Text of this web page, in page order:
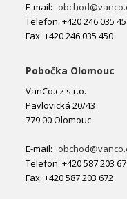
E-mail:
Telefon: +420 246 035
Fax: +420 246 035 450
Pobočka Olomouc
VanCo.cz s.r.o.
Pavlovická 20/43
779 00 Olomouc
E-mail:
Telefon: +420 587 203
Fax: +420 587 203 672